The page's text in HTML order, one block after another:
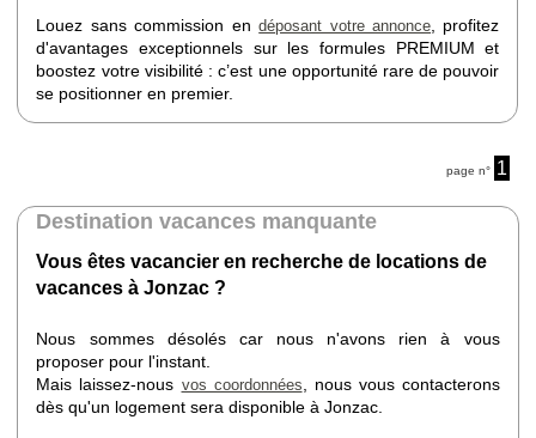
Louez sans commission endéposant votre annonce , profitez
d'avantages exceptionnels sur les formules PREMIUM et
boostez votre visibilité : c’est une opportunité rare de pouvoir
se positionner en premier.
page n° 1
Destination vacances manquante
Vous êtes vacancier en recherche de locations de
vacances à Jonzac ?
Nous sommes désolés car nous n'avons rien à vous
proposer pour l'instant.
Mais laissez-nous vos coordonnées , nous vous contacterons
dès qu'un logement sera disponible à Jonzac.